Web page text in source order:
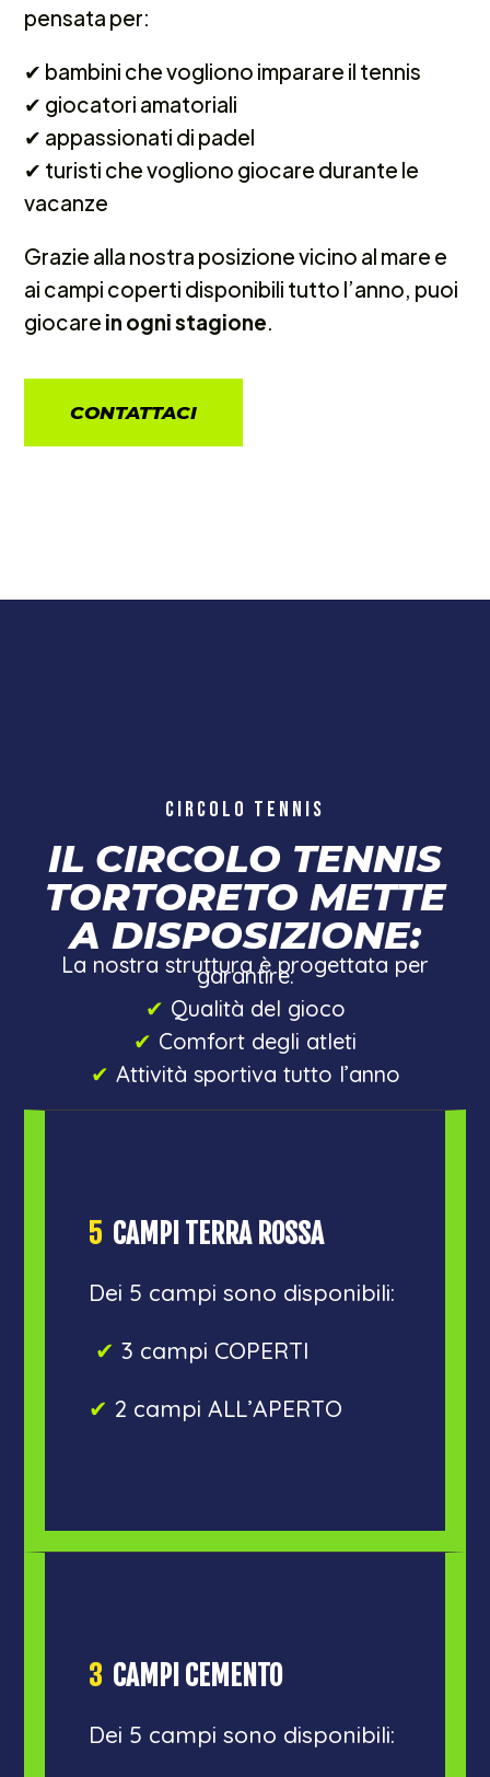
pensata per:
✔︎ bambini che vogliono imparare il tennis
✔︎ giocatori amatoriali
✔︎ appassionati di padel
✔︎ turisti che vogliono giocare durante le
vacanze
Grazie alla nostra posizione vicino al mare e
ai campi coperti disponibili tutto l’anno, puoi
giocare in ogni stagione.
CONTATTACI
CIRCOLO TENNIS
IL CIRCOLO TENNIS
TORTORETO METTE
A DISPOSIZIONE:
La nostra struttura è progettata per
garantire:
✔︎ Qualità del gioco
✔︎ Comfort degli atleti
✔︎ Attività sportiva tutto l’anno
5 CAMPI TERRA ROSSA
Dei 5 campi sono disponibili:
✔︎3 campi COPERTI
✔︎ 2 campi ALL’APERTO
3 CAMPI CEMENTO
Dei 5 campi sono disponibili: